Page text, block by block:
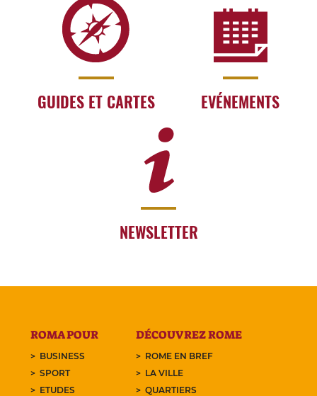
GUIDES ET CARTES EVÉNEMENTS
NEWSLETTER
ROMA POUR
BUSINESS
SPORT
ETUDES
DÉCOUVREZ ROME
ROME EN BREF
LA VILLE
QUARTIERS